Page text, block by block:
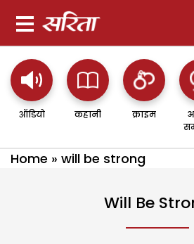
ऑडियो कहानी क्राइम
Home » will be strong
Will Be